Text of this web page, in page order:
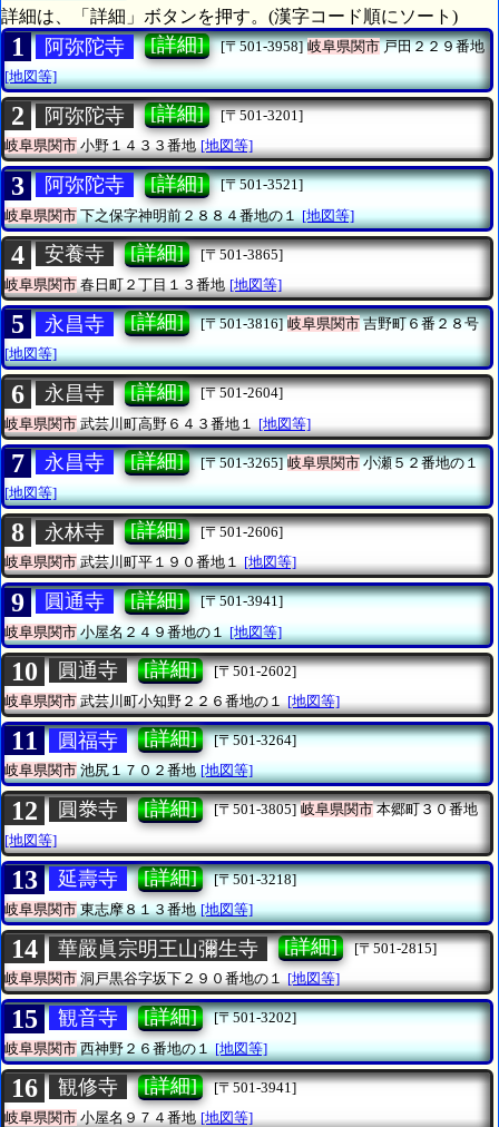
詳細は、「詳細」ボタンを押す。(漢字コード順にソート)
1 阿弥陀寺 [詳細] [〒501-3958] 岐阜県関市戸田２２９番地
[地図等]
2 阿弥陀寺 [詳細]
[〒501-3201]
岐阜県関市小野１４３３番地 [地図等]
3 阿弥陀寺 [詳細]
[〒501-3521]
岐阜県関市下之保字神明前２８８４番地の１ [地図等]
4 安養寺 [詳細]
[〒501-3865]
岐阜県関市 春日町２丁目１３番地 [地図等]
5 永昌寺 [詳細] [〒501-3816] 岐阜県関市吉野町６番２８号
[地図等]
6 永昌寺 [詳細]
[〒501-2604]
岐阜県関市 武芸川町高野６４３番地１ [地図等]
7 永昌寺 [詳細] [〒501-3265] 岐阜県関市小瀬５２番地の１
[地図等]
8 永林寺 [詳細]
[〒501-2606]
岐阜県関市武芸川町平１９０番地１ [地図等]
9 圓通寺 [詳細]
[〒501-3941]
岐阜県関市小屋名２４９番地の１ [地図等]
10 圓通寺 [詳細]
[〒501-2602]
岐阜県関市 武芸川町小知野２２６番地の１ [地図等]
11 圓福寺 [詳細]
[〒501-3264]
岐阜県関市池尻１７０２番地 [地図等]
12 圓𣳾寺 [詳細] [〒501-3805] 岐阜県関市本郷町３０番地
[地図等]
13 延壽寺 [詳細]
[〒501-3218]
岐阜県関市東志摩８１３番地 [地図等]
14 華嚴眞宗明王山彌生寺 [詳細]
[〒501-2815]
岐阜県関市洞戸黒谷字坂下２９０番地の１ [地図等]
15 観音寺 [詳細]
[〒501-3202]
岐阜県関市西神野２６番地の１ [地図等]
16 観修寺 [詳細]
[〒501-3941]
岐阜県関市 小屋名９７４番地 [地図等]